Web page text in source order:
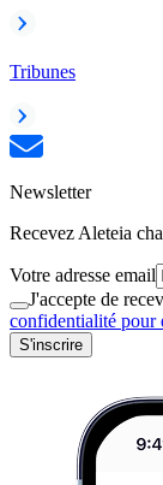
Tribunes
Newsletter
Recevez Aleteia
Votre adresse email
J'accepte de
confidentialité pour
S'inscrire